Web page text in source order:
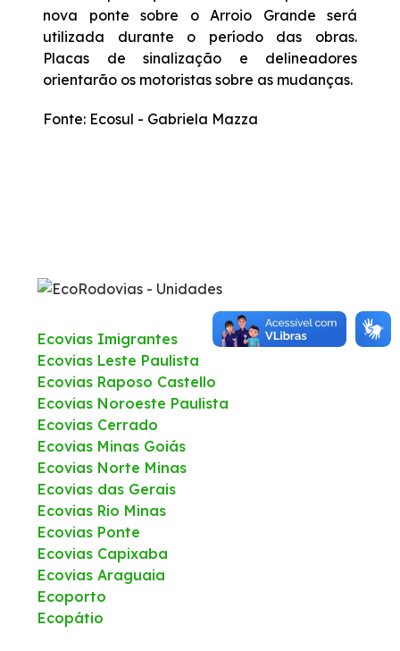
Deficiente Auditivo e de Fala
Fale Conosco
Ouvidoria
WhatsApp
nova ponte sobre o Arroio Grande será
utilizada durante o período das obras.
Placas de sinalização e delineadores
orientarão os motoristas sobre as mudanças.
Fonte: Ecosul - Gabriela Mazza
Ecovias Imigrantes
Ecovias Leste Paulista
Ecovias Raposo Castello
Ecovias Noroeste Paulista
Ecovias Cerrado
Ecovias Minas Goiás
Ecovias Norte Minas
Ecovias das Gerais
Ecovias Rio Minas
Ecovias Ponte
Ecovias Capixaba
Ecovias Araguaia
Ecoporto
Ecopátio